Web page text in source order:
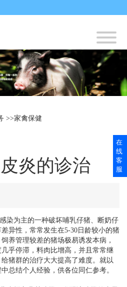
>>家禽保健
炎的诊治
为主的一种破坏哺乳仔猪、断奶仔
异性，常常发生在5-30日龄较小的猪
养管理较差的猪场极易诱发本病，
乎停滞，料肉比增高，并且常常继
猪群的治疗大大提高了难度。就以
总结个人经验，供各位同仁参考。
在
线
客
服